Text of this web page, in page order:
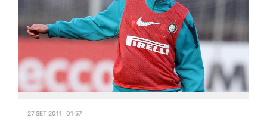
27 SET 2011 · 01:57